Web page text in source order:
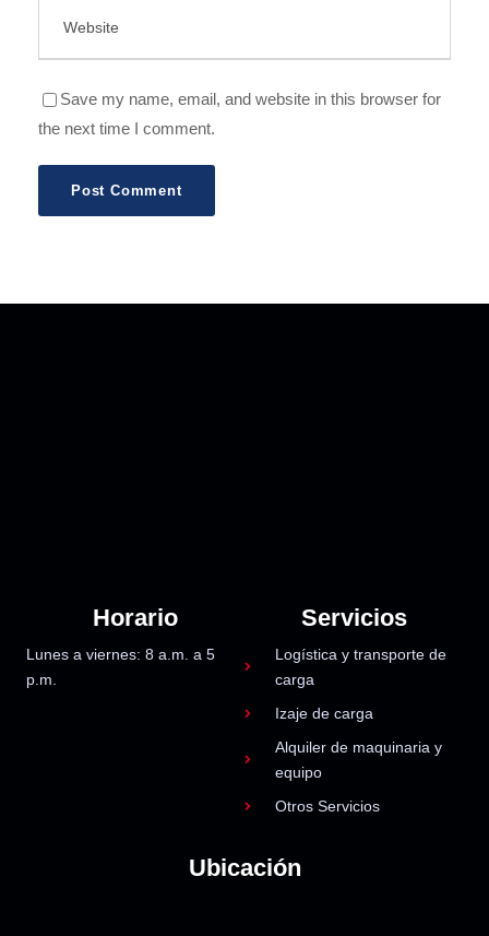
Save my name, email, and website in this browser for
the next time I comment.
Horario
Lunes a viernes: 8 a.m. a 5
p.m.
Servicios
Logística y transporte de
carga
Izaje de carga
Alquiler de maquinaria y
equipo
Otros Servicios
Ubicación